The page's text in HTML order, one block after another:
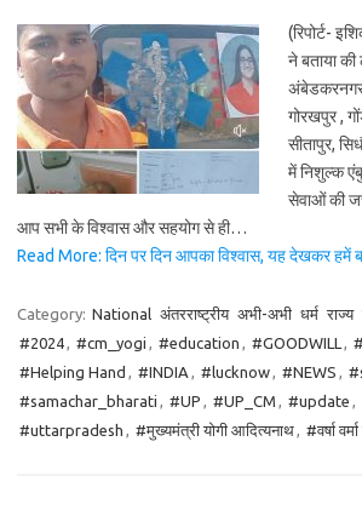
(रिपोर्ट-
ने बताया
गोरखपुर ,
सीतापुर,
में निशुल्क
सेवाओं की
आप सभी के विश्वास और सहयोग से ही…
Read More: दिन पर दिन आपका विश्वास, यह देखकर
Category: National अंतरराष्ट्रीय अभी-अभी धर्म राज्य
#2024, #cm_yogi , #education , #GOODWILL ,
#Helping Hand , #INDIA , #lucknow, #NEWS ,
#samachar_bharati , #UP , #UP_CM , #update ,
#uttarpradesh , #मुख्यमंत्री योगी आदित्यनाथ, #वर्षा